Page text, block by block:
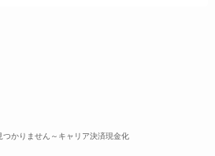
つかりません～キャリア決済現金化